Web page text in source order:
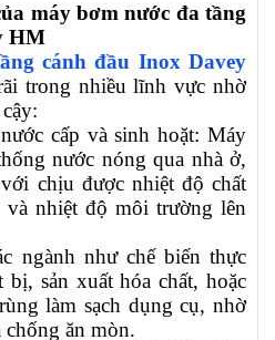
máy bơm nước đa tầng
HM
cánh đầu Inox Davey
trong nhiều lĩnh vực nhờ
cấp và sinh hoặt: Máy
nước nóng qua nhà ở,
chịu được nhiệt độ chất
nhiệt độ môi trường lên
ngành như chế biến thực
sản xuất hóa chất, hoặc
làm sạch dụng cụ, nhờ
ăn mòn.